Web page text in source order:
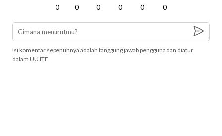
0 0 0 0 0 0
Isi komentar sepenuhnya adalah tanggung jawab pengguna dan diatur
dalam UU ITE